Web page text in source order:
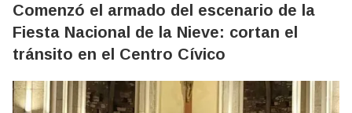
Comenzó el armado del escenario de la
Fiesta Nacional de la Nieve: cortan el
tránsito en el Centro Cívico